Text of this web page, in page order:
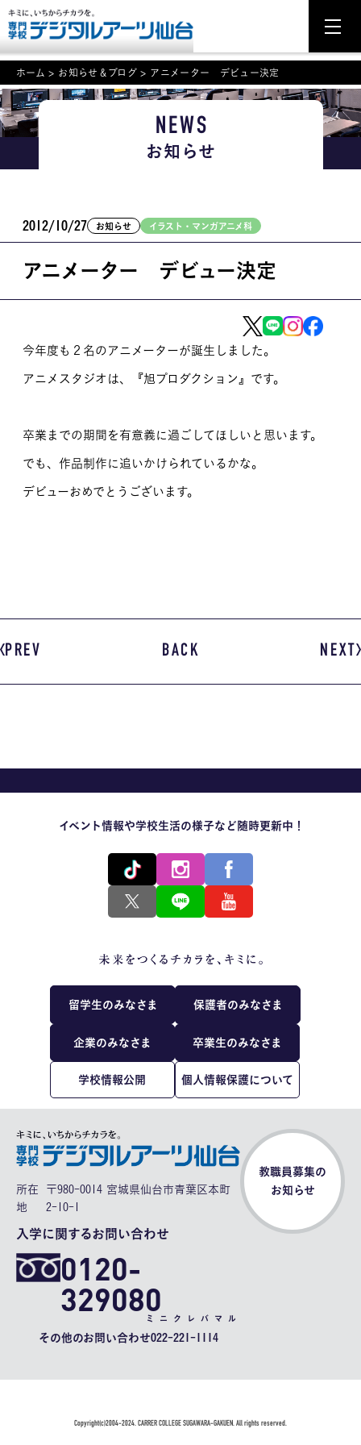
NEWS
学科・専攻案内
学校案内
就職・資格
学びの環境
留学生のみなさま
保護者のみなさま
企業のみなさま
ホーム > お知らせ＆ブログ > アニメーター デビュー決定
NEWS
お知らせ
2012/10/27 お知らせ イラスト・マンガアニメ科
アニメーター デビュー決定
今年度も２名のアニメーターが誕生しました。
アニメスタジオは、『旭プロダクション』です。
卒業までの期間を有意義に過ごしてほしいと思います。
でも、作品制作に追いかけられているかな。
デビューおめでとうございます。
PREV BACK NEXT
イベント情報や学校生活の様子など随時更新中！
留学生のみなさま 保護者のみなさま
企業のみなさま 卒業生のみなさま
学校情報公開 個人情報保護について
所在
地
〒980-0014 宮城県仙台市青葉区本町
2-10-1
入学に関するお問い合わせ
0120-
329080
ミニクレバマル
その他のお問い合わせ022-221-1114
教職員募集の
お知らせ
Copyright(c)2004-2024. CARRER COLLEGE SUGAWARA-GAKUEN. All rights reserved.